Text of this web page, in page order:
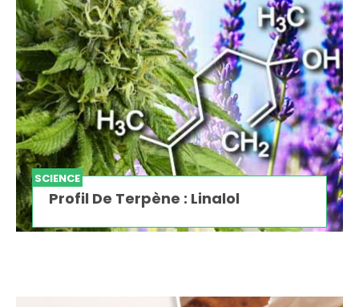
SCIENCE
Profil De Terpène : Linalol